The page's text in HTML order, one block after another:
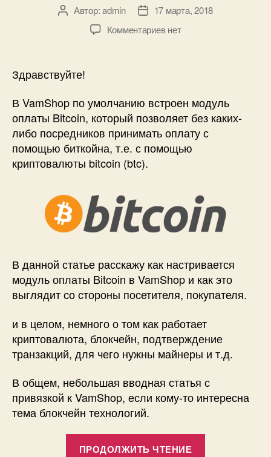
АвторАвтор:admin
Дата17 марта, 2018
Комментариевк
Инструкция
по
настройке
VamShop
помощью
btc
нет
Здравствуйте!
В VamShop по умолчанию встроен модуль
оплаты Bitcoin, который позволяет без каких-
либо посредников принимать оплату с
помощью биткойна, т.е. с помощью
криптовалюты bitcoin (btc).
В данной статье расскажу как настривается
модуль оплаты Bitcoin в VamShop и как это
выглядит со стороны посетителя, покупателя.
и в целом, немного о том как работает
криптовалюта, блокчейн, подтверждение
транзакций, для чего нужны майнеры и т.д.
В общем, небольшая вводная статья с
привязкой к VamShop, если кому-то интересна
тема блокчейн технологий.
ПРОДОЛЖИТЬ ЧТЕНИЕ